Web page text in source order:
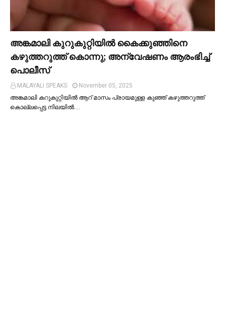
അങ്കമാലി കുറുകുറ്റിയില്‍ കൈക്കുഞ്ഞിനെ
കഴുത്തറുത്ത് കൊന്നു; അന്വേഷണം ആരംഭിച്ച്‌
പൊലീസ്
MALAYALI SPEAKS
November 05, 2025
അങ്കമാലി കറുകുറ്റിയില്‍ ആറ് മാസം പ്രായമുള്ള കുഞ്ഞ് കഴുത്തറുത്ത്
കൊല്ലപ്പെട്ട നിലയില്‍.…